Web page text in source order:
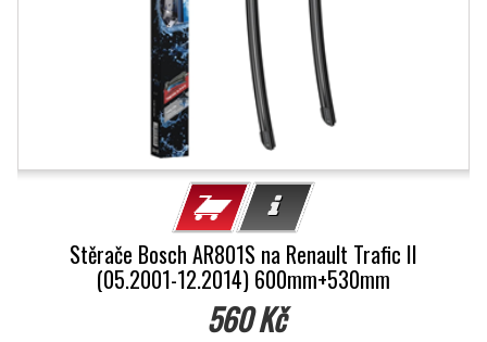
Stěrače Bosch AR801S na Renault Trafic II
(05.2001-12.2014) 600mm+530mm
560 Kč